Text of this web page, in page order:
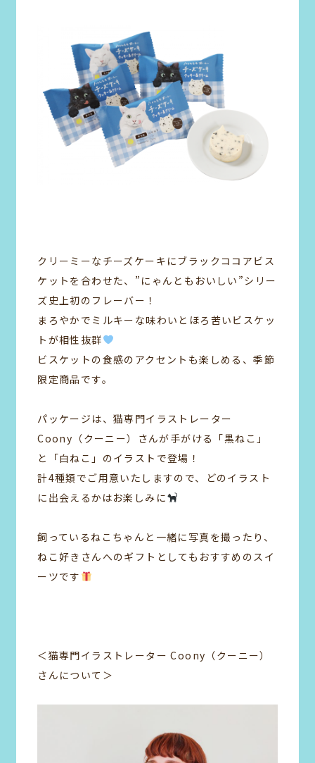
クリーミーなチーズケーキにブラックココアビス
ケットを合わせた、”にゃんともおいしい”シリー
ズ史上初のフレーバー！
まろやかでミルキーな味わいとほろ苦いビスケッ
トが相性抜群
ビスケットの食感のアクセントも楽しめる、季節
限定商品です。
パッケージは、猫専門イラストレーター
Coony（クーニー）さんが手がける「黒ねこ」
と「白ねこ」のイラストで登場！
計4種類でご用意いたしますので、どのイラスト
に出会えるかはお楽しみに
飼っているねこちゃんと一緒に写真を撮ったり、
ねこ好きさんへのギフトとしてもおすすめのスイ
ーツです
＜猫専門イラストレーター Coony（クーニー）
さんについて＞